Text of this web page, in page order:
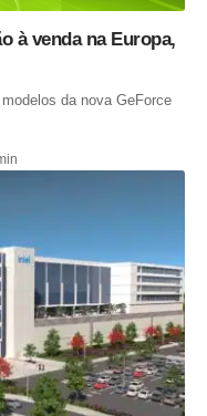
à venda na Europa,
da nova GeForce